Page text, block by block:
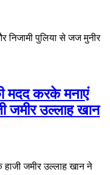
पुलिया से जज मुनीर
मदद करके मनाएं
जमीर उल्लाह खान
हाजी जमीर उल्लाह खान ने